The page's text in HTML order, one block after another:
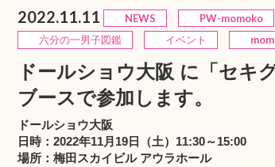
2022.11.11 NEWS PW-momoko
六分の一男子図鑑
イベント
ドールショウ大阪 に「セキ
ブースで参加します。
ドールショウ大阪
日時：2022年11月19日（土）11:30～15:00
場所：梅田スカイビル アウラホール